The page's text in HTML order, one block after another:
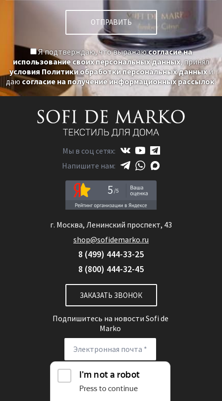
Я подтверждаю, что выражаюсогласие на
использование своих персональных данных, принял
условия Политики обработки персональных данныхи
даюсогласие на получение информационных рассылок.
Мы в соц сетях:
Напишите нам:
5
г. Москва, Ленинский проспект, 43
shop@sofidemarko.ru
8 (499) 444-33-25
8 (800) 444-32-45
ЗАКАЗАТЬ ЗВОНОК
Подпишитесь на новости Sofi de
Marko